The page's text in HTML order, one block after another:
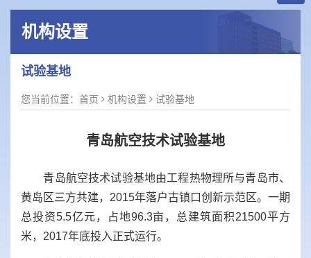
机构设置
试验基地
您当前位置： 首页 机构设置 试验基地
青岛航空技术试验基地
青岛航空技术试验基地由工程热物理所与青岛市、
黄岛区三方共建， 2015年落户古镇口创新示范区。一期
总投资5.5亿元，占地96.3亩，总建筑面积21500平方
米， 2017年底投入正式运行。